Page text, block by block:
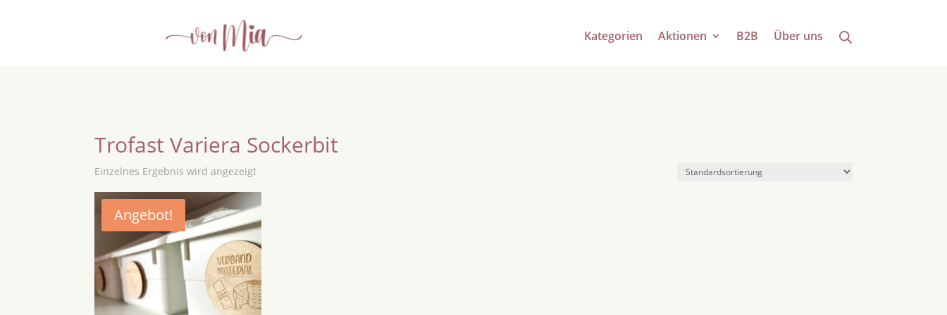
Kategorien Aktionen B2B Über uns
Trofast Variera Sockerbit
Einzelnes Ergebnis wird angezeigt
Angebot!